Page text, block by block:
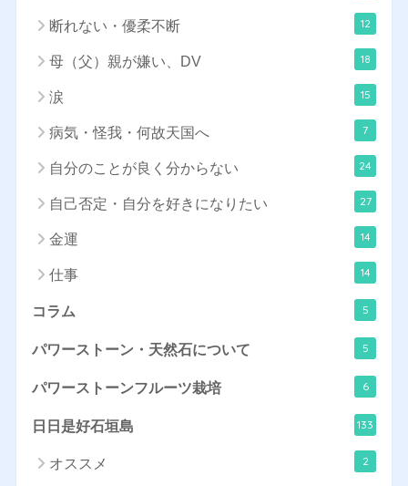
断れない・優柔不断 12
母（父）親が嫌い、DV 18
涙 15
病気・怪我・何故天国へ 7
自分のことが良く分からない 24
自己否定・自分を好きになりたい 27
金運 14
仕事 14
コラム 5
パワーストーン・天然石について 5
パワーストーンフルーツ栽培 6
日日是好石垣島 133
オススメ 2